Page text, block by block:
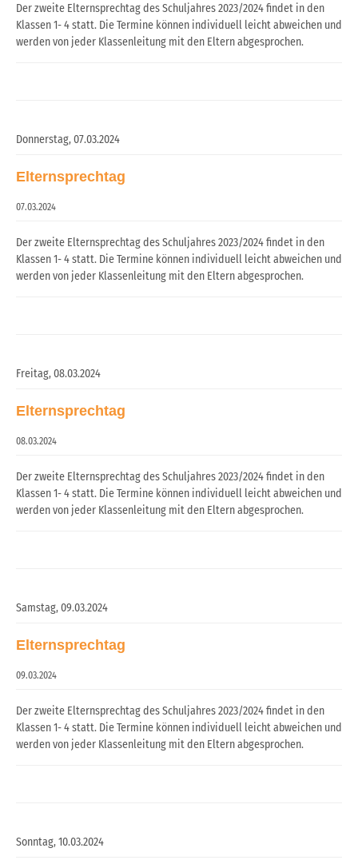
Der zweite Elternsprechtag des Schuljahres 2023/2024 findet in den
Klassen 1- 4 statt. Die Termine können individuell leicht abweichen und
werden von jeder Klassenleitung mit den Eltern abgesprochen.
Donnerstag,07.03.2024
Elternsprechtag
07.03.2024
Der zweite Elternsprechtag des Schuljahres 2023/2024 findet in den
Klassen 1- 4 statt. Die Termine können individuell leicht abweichen und
werden von jeder Klassenleitung mit den Eltern abgesprochen.
Freitag,08.03.2024
Elternsprechtag
08.03.2024
Der zweite Elternsprechtag des Schuljahres 2023/2024 findet in den
Klassen 1- 4 statt. Die Termine können individuell leicht abweichen und
werden von jeder Klassenleitung mit den Eltern abgesprochen.
Samstag,09.03.2024
Elternsprechtag
09.03.2024
Der zweite Elternsprechtag des Schuljahres 2023/2024 findet in den
Klassen 1- 4 statt. Die Termine können individuell leicht abweichen und
werden von jeder Klassenleitung mit den Eltern abgesprochen.
Sonntag,10.03.2024